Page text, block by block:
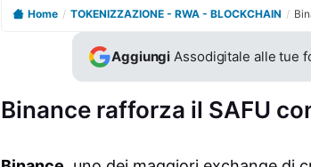
Home / TOKENIZZAZIONE - RWA - BLOCKCHAIN /
Aggiungi Assodigitale alle tue
Binance rafforza il SAFU